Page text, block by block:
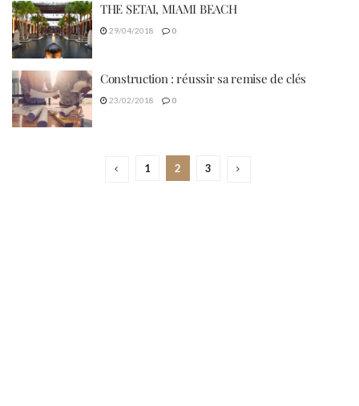
THE SETAI, MIAMI BEACH
29/04/2018 0
Construction : réussir sa remise de clés
23/02/2018 0
1 2 3